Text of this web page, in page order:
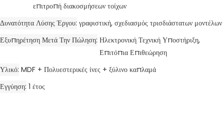
επιτροπή διακοσμήσεων τοίχων
Δυνατότητα Λύσης Έργου γραφιστική, σχεδιασμός τρισδιάστατων μοντέλων
Εξυπηρέτηση Μετά Την Πώληση Ηλεκτρονική Τεχνική Υποστήριξη,
Επιτόπια Επιθεώρηση
Υλικό MDF + Πολυεστερικές ίνες + ξύλινο καπλαμά
Εγγύηση 1 έτος